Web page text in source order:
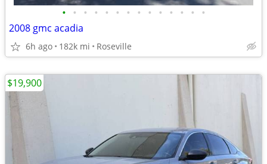
• • • • • • • • • • • • • •
2008 gmc acadia
6h ago 182k mi Roseville
$19,900